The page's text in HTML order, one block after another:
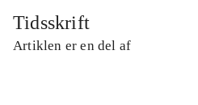
Tidsskrift
Artiklen er en del af